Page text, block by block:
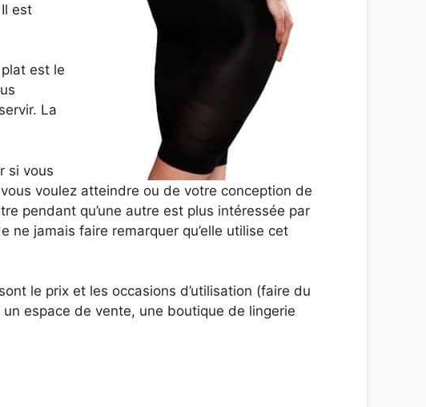
est
est le
La
si vous
voulez atteindre ou de votre conception de
pendant qu’une autre est plus intéressée par
ne jamais faire remarquer qu’elle utilise cet
le prix et les occasions d’utilisation (faire du
espace de vente, une boutique de lingerie